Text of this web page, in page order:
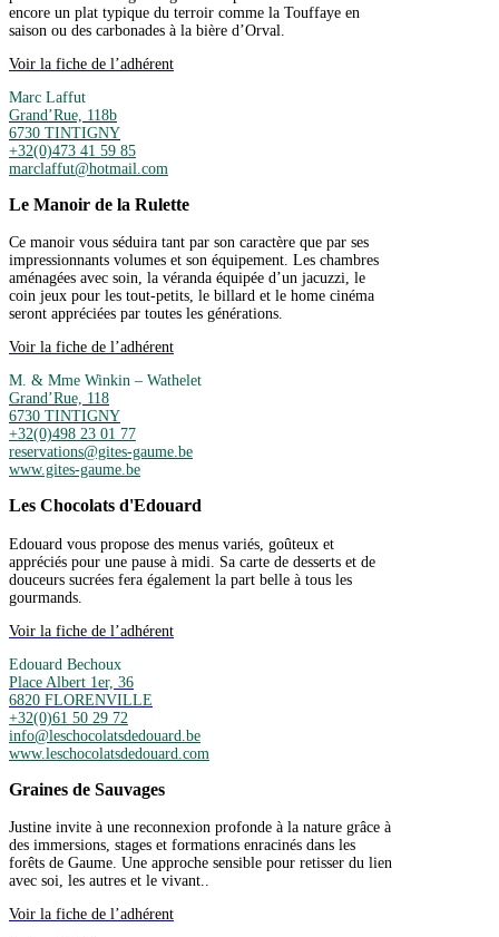
encore un plat typique du terroir comme la Touffaye en
saison ou des carbonades à la bière d’Orval.
Voir la fiche de l’adhérent
Marc Laffut
Grand’Rue, 118b
6730 TINTIGNY
+32(0)473 41 59 85
marclaffut@hotmail.com
Le Manoir de la Rulette
Ce manoir vous séduira tant par son caractère que par ses
impressionnants volumes et son équipement. Les chambres
aménagées avec soin, la véranda équipée d’un jacuzzi, le
coin jeux pour les tout-petits, le billard et le home cinéma
seront appréciées par toutes les générations.
Voir la fiche de l’adhérent
M. & Mme Winkin – Wathelet
Grand’Rue, 118
6730 TINTIGNY
+32(0)498 23 01 77
reservations@gites-gaume.be
www.gites-gaume.be
Les Chocolats d'Edouard
Edouard vous propose des menus variés, goûteux et
appréciés pour une pause à midi. Sa carte de desserts et de
douceurs sucrées fera également la part belle à tous les
gourmands.
Voir la fiche de l’adhérent
Edouard Bechoux
Place Albert 1er, 36
6820 FLORENVILLE
+32(0)61 50 29 72
info@leschocolatsdedouard.be
www.leschocolatsdedouard.com
Graines de Sauvages
Justine invite à une reconnexion profonde à la nature grâce à
des immersions, stages et formations enracinés dans les
forêts de Gaume. Une approche sensible pour retisser du lien
avec soi, les autres et le vivant..
Voir la fiche de l’adhérent